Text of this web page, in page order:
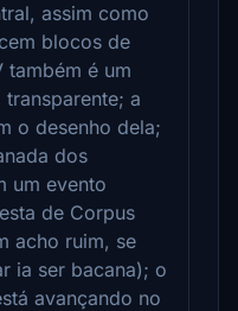
assim como
blocos de
também é um
a
o desenho dela;
dos
um evento
de Corpus
acho ruim, se
ia ser bacana); o
avançando no